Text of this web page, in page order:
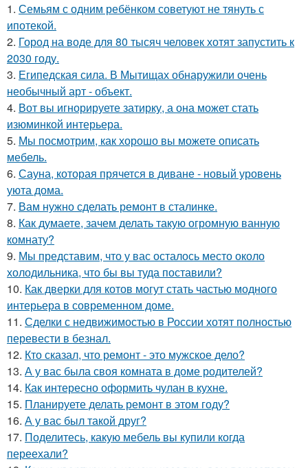
1. Семьям с одним ребёнком советуют не тянуть с
ипотекой.
2. Город на воде для 80 тысяч человек хотят запустить к
2030 году.
3. Египедская сила. В Мытищах обнаружили очень
необычный арт - объект.
4. Вот вы игнорируете затирку, а она может стать
изюминкой интерьера.
5. Мы посмотрим, как хорошо вы можете описать
мебель.
6. Сауна, которая прячется в диване - новый уровень
уюта дома.
7. Вам нужно сделать ремонт в сталинке.
8. Как думаете, зачем делать такую огромную ванную
комнату?
9. Мы представим, что у вас осталось место около
холодильника, что бы вы туда поставили?
10. Как дверки для котов могут стать частью модного
интерьера в современном доме.
11. Сделки с недвижимостью в России хотят полностью
перевести в безнал.
12. Кто сказал, что ремонт - это мужское дело?
13. А у вас была своя комната в доме родителей?
14. Как интересно оформить чулан в кухне.
15. Планируете делать ремонт в этом году?
16. А у вас был такой друг?
17. Поделитесь, какую мебель вы купили когда
переехали?